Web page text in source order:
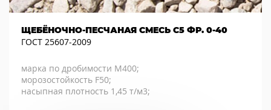
ЩЕБЁНОЧНО-ПЕСЧАНАЯ СМЕСЬ С5 ФР. 0-40
ГОСТ 25607-2009
марка по дробимости М400;
морозостойкость F50;
насыпная плотность 1,45 т/м3;